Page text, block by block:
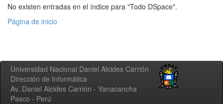
No existen entradas en el índice para "Todo DSpace".
Página de inicio
Universidad Nacional Daniel Alcides Carrión
Dirección de Informática
Av. Daniel Alcides Carrión - Yanacancha
Pasco - Perú